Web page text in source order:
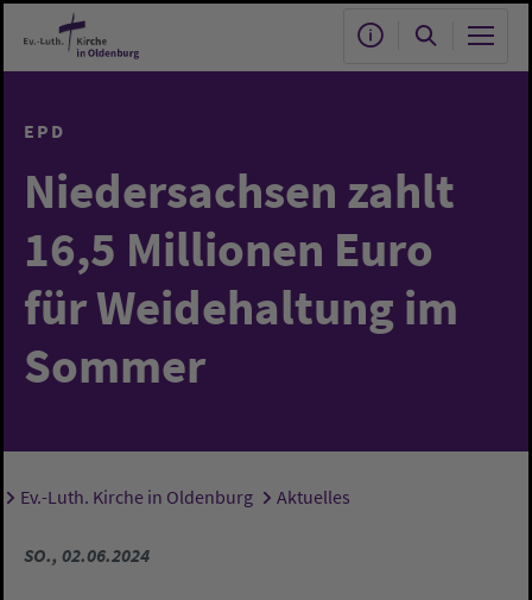
Zum Hauptinhalt springen
EPD
Niedersachsen zahlt
16,5 Millionen Euro
für Weidehaltung im
Sommer
Sie sind hier:
Ev.-Luth. Kirche in Oldenburg Aktuelles
SO., 02.06.2024